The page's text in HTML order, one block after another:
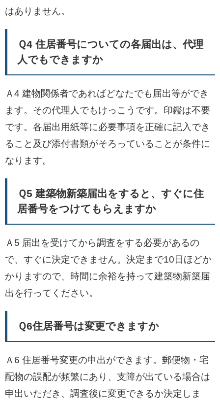
はありません。
Ｑ4 住居番号についての各届出は、代理
人でもできますか
Ａ4 建物関係者であればどなたでも届出等ができ
ます。その代理人でもけっこうです。印鑑は不要
です。各届出用紙等に必要事項を正確に記入でき
ること及び添付書類がそろっていることが条件に
なります。
Ｑ5 建築物新築届出をすると、すぐに住
居番号をつけてもらえますか
Ａ5 届出を受けてから調査をする必要があるの
で、すぐに決定できません。決定まで10日ほどか
かりますので、時間に余裕を持って建築物新築届
出を行ってください。
Ｑ6住居番号は変更できますか
Ａ6 住居番号変更の申出ができます。郵便物・宅
配物の誤配が頻繁にあり、支障が出ている場合は
申出いただき、調査後に変更できるか決定しま